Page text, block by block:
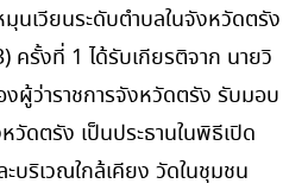
นเวียนระดับตำบลในจังหวัดตรัง
ครั้งที่ 1 ได้รับเกียรติจาก นายวิ
ว่าราชการจังหวัดตรัง รับมอบ
วัดตรัง เป็นประธานในพิธีเปิด
บริเวณใกล้เคียง วัดในชุมชน